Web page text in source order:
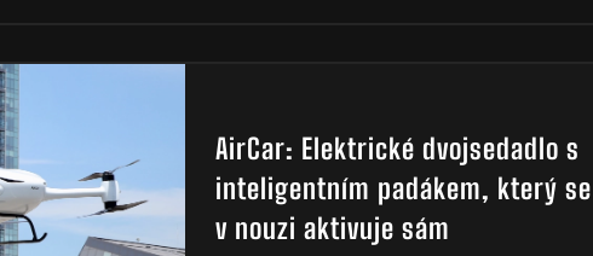
AirCar: Elektrické dvojsedadlo s
inteligentním padákem, který se
v nouzi aktivuje sám